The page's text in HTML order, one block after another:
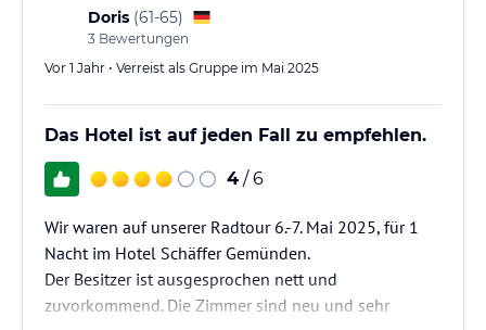
konnte man jedoch gut schlafen. Das Frühstück war
Doris (61-65)
3 Bewertungen
Vor 1 Jahr • Verreist als Gruppe im Mai 2025
Das Hotel ist auf jeden Fall zu empfehlen.
4 / 6
Wir waren auf unserer Radtour 6.-7. Mai 2025, für 1
Nacht im Hotel Schäffer Gemünden.
Der Besitzer ist ausgesprochen nett und
zuvorkommend. Die Zimmer sind neu und sehr